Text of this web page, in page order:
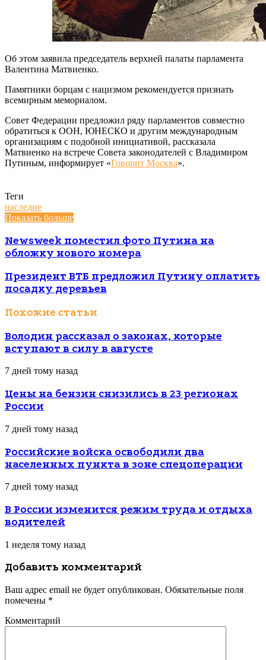
Об этом заявила председатель верхней палаты парламента
Валентина Матвиенко.
Памятники борцам с нацизмом рекомендуется признать
всемирным мемориалом.
Совет Федерации предложил ряду парламентов совместно
обратиться к ООН, ЮНЕСКО и другим международным
организациям с подобной инициативой, рассказала
Матвиенко на встрече Совета законодателей с Владимиром
Путиным, информирует «Говорит Москва».
Теги
наследие
Показать больше
Newsweek поместил фото Путина на
обложку нового номера
Президент ВТБ предложил Путину оплатить
посадку деревьев
Похожие статьи
Володин рассказал о законах, которые
вступают в силу в августе
7 дней тому назад
Цены на бензин снизились в 23 регионах
России
7 дней тому назад
Российские войска освободили два
населенных пункта в зоне спецоперации
7 дней тому назад
В России изменится режим труда и отдыха
водителей
1 неделя тому назад
Добавить комментарий
Ваш адрес email не будет опубликован. Обязательные поля
помечены *
Комментарий